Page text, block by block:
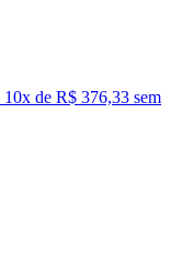
10x de R$ 376,33 sem